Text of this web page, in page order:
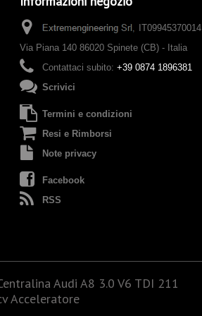
IT09945370014
Via Piana 140 86020 Spinete (CB) - Italia
Contattaci subito: +39 0874 1896381
Scrivici
Termini e condizioni
Resi e Rimborsi
Note privacy
Facebook
RSS
Audi A8 3.0 V6 TDI 211
Acceleratore